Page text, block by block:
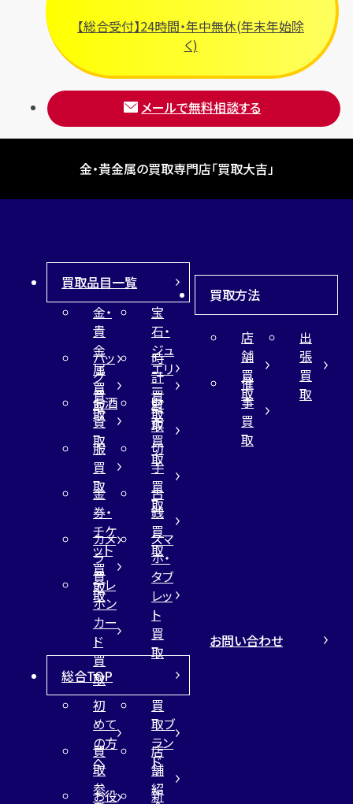
【総合受付】24時間・年中無休(年末年始除
く)
メールで無料相談する
金・貴金属の買取専門店「買取大吉」
買取品目一覧
金・
貴
金
属
買
取
宝
石・
ジュ
エリ
ー
買
取
バッ
グ
買
取
時
計
買
取
お酒
買
取
財
布
買
取
服
買
取
切
手
買
取
金
券・
チケ
ット
買
取
古
銭
買
取
カメ
ラ
買
取
スマ
ホ・
タブ
レッ
ト
買
取
テレ
ホン
カー
ド
買
取
買取方法
店
舗
買
取
出
張
買
取
催
事
買
取
総合TOP
初
めて
の方
へ
買
取ブ
ラン
ド
買
取
参
店
舗
紹
お役 新
お問い合わせ